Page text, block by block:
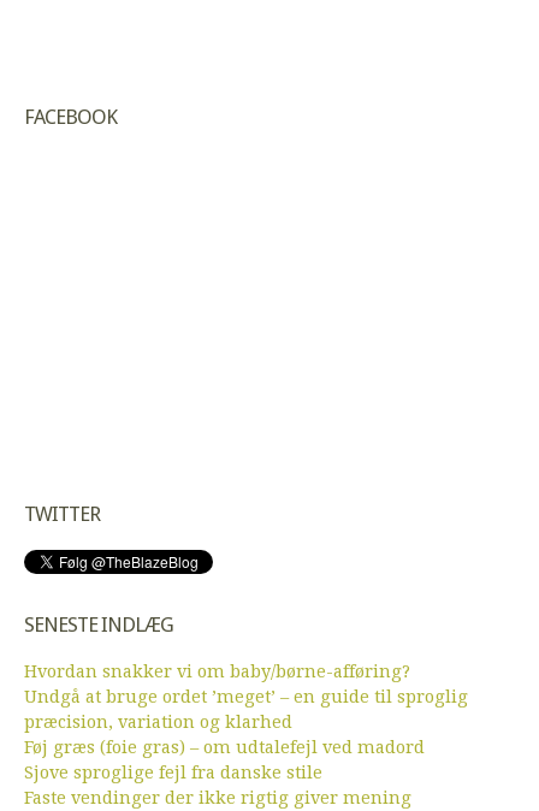
FACEBOOK
TWITTER
SENESTE INDLÆG
Hvordan snakker vi om baby/børne-afføring?
Undgå at bruge ordet ’meget’ – en guide til sproglig
præcision, variation og klarhed
Føj græs (foie gras) – om udtalefejl ved madord
Sjove sproglige fejl fra danske stile
Faste vendinger der ikke rigtig giver mening